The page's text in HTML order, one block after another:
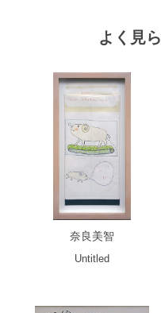
よく見
奈良美智
Untitled